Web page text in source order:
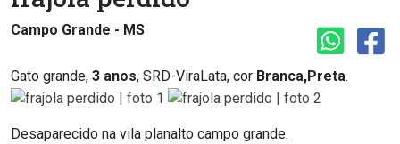
Campo Grande - MS
Gato grande, 3 anos, SRD-ViraLata, cor Branca,Preta.
Desaparecido na vila planalto campo grande.